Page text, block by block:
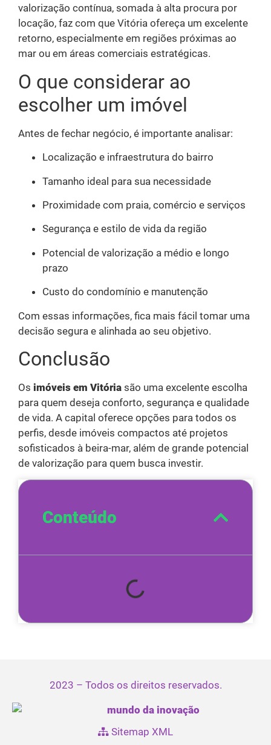
valorização contínua, somada à alta procura por
locação, faz com que Vitória ofereça um excelente
retorno, especialmente em regiões próximas ao
mar ou em áreas comerciais estratégicas.
O que considerar ao
escolher um imóvel
Antes de fechar negócio, é importante analisar:
Localização e infraestrutura do bairro
Tamanho ideal para sua necessidade
Proximidade com praia, comércio e serviços
Segurança e estilo de vida da região
Potencial de valorização a médio e longo
prazo
Custo do condomínio e manutenção
Com essas informações, fica mais fácil tomar uma
decisão segura e alinhada ao seu objetivo.
Conclusão
Os imóveis em Vitória são uma excelente escolha
para quem deseja conforto, segurança e qualidade
de vida. A capital oferece opções para todos os
perfis, desde imóveis compactos até projetos
sofisticados à beira-mar, além de grande potencial
de valorização para quem busca investir.
Conteúdo
2023 – Todos os direitos reservados.
Sitemap XML